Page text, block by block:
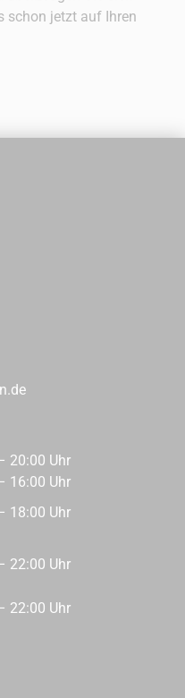
schon jetzt auf Ihren
20:00 Uhr
16:00 Uhr
18:00 Uhr
22:00 Uhr
22:00 Uhr